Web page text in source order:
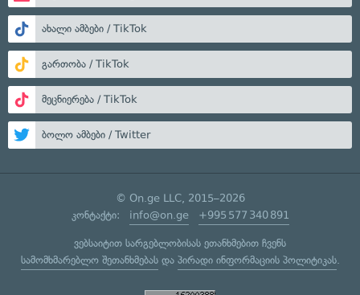
ახალი ამბები / TikTok
გართობა / TikTok
მეცნიერება / TikTok
ბოლო ამბები / Twitter
© On.ge LLC, 2015–2026
კონტაქტი: info@on.ge +995 577 340 891
ვებსაიტით სარგებლობისას ეთანხმებით ჩვენს
სამომხმარებლო შეთანხმებასდა პირადი ინფორმაციის პოლიტიკას.